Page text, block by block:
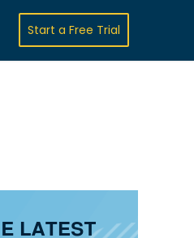
Start a Free Trial